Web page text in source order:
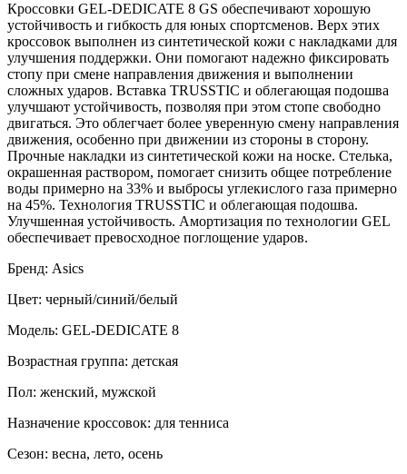
Кроссовки GEL-DEDICATE 8 GS обеспечивают хорошую
устойчивость и гибкость для юных спортсменов. Верх этих
кроссовок выполнен из синтетической кожи с накладками для
улучшения поддержки. Они помогают надежно фиксировать
стопу при смене направления движения и выполнении
сложных ударов. Вставка TRUSSTIC и облегающая подошва
улучшают устойчивость, позволяя при этом стопе свободно
двигаться. Это облегчает более уверенную смену направления
движения, особенно при движении из стороны в сторону.
Прочные накладки из синтетической кожи на носке. Стелька,
окрашенная раствором, помогает снизить общее потребление
воды примерно на 33% и выбросы углекислого газа примерно
на 45%. Технология TRUSSTIC и облегающая подошва.
Улучшенная устойчивость. Амортизация по технологии GEL
обеспечивает превосходное поглощение ударов.
Бренд: Asics
Цвет: черный/синий/белый
Модель: GEL-DEDICATE 8
Возрастная группа: детская
Пол: женский, мужской
Назначение кроссовок: для тенниса
Сезон: весна, лето, осень